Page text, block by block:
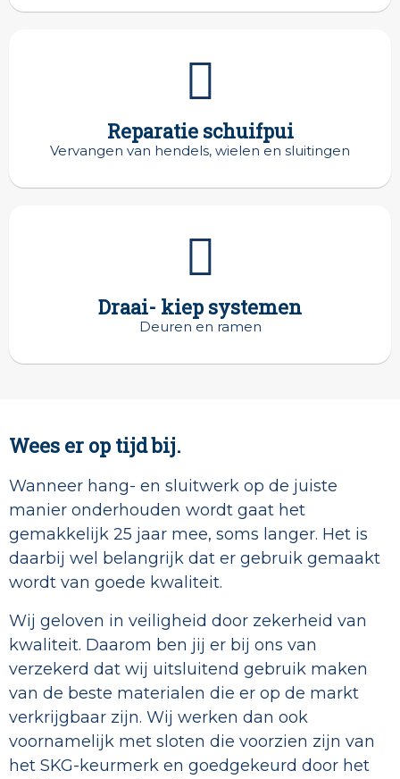
Reparatie schuifpui
Vervangen van hendels, wielen en sluitingen
Draai- kiep systemen
Deuren en ramen
Wees er op tijd bij.
Wanneer hang- en sluitwerk op de juiste
manier onderhouden wordt gaat het
gemakkelijk 25 jaar mee, soms langer. Het is
daarbij wel belangrijk dat er gebruik gemaakt
wordt van goede kwaliteit.
Wij geloven in veiligheid door zekerheid van
kwaliteit. Daarom ben jij er bij ons van
verzekerd dat wij uitsluitend gebruik maken
van de beste materialen die er op de markt
verkrijgbaar zijn. Wij werken dan ook
voornamelijk met sloten die voorzien zijn van
het SKG-keurmerk en goedgekeurd door het